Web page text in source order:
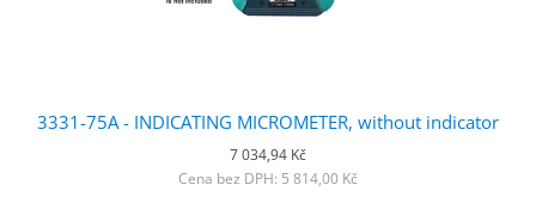
3331-75A - INDICATING MICROMETER, without indicator
7 034,94 Kč
Cena bez DPH: 5 814,00 Kč